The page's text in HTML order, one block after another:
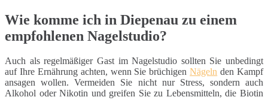
Wie komme ich in Diepenau zu einem
empfohlenen Nagelstudio?
Auch als regelmäßiger Gast im Nagelstudio sollten Sie unbedingt
auf Ihre Ernährung achten, wenn Sie brüchigenNägeln den Kampf
ansagen wollen. Vermeiden Sie nicht nur Stress, sondern auch
Alkohol oder Nikotin und greifen Sie zu Lebensmitteln, die Biotin